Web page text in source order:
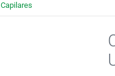
Capilares